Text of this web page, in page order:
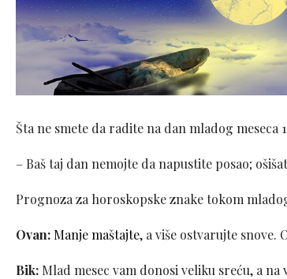
Šta ne smete da radite na dan mladog meseca
– Baš taj dan nemojte da napustite posao;
Prognoza za horoskopske znake tokom
Ovan: Manje maštajte, a više ostvarujte
Bik: Mlad mesec vam donosi veliku sreću, a